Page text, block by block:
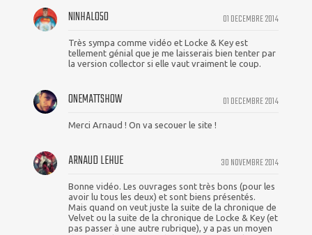
01 DECEMBRE 2014
NINHALO50
Très sympa comme vidéo et Locke & Key est
tellement génial que je me laisserais bien tenter par
la version collector si elle vaut vraiment le coup.
01 DECEMBRE 2014
ONEMATTSHOW
Merci Arnaud ! On va secouer le site !
30 NOVEMBRE 2014
ARNAUD LEHUE
Bonne vidéo. Les ouvrages sont très bons (pour les
avoir lu tous les deux) et sont biens présentés.
Mais quand on veut juste la suite de la chronique de
Velvet ou la suite de la chronique de Locke & Key (et
pas passer à une autre rubrique), y a pas un moyen